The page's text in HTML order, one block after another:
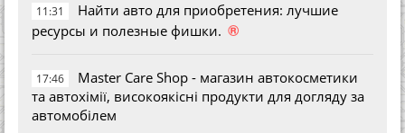
11:31
Найти авто для приобретения: лучшие
ресурсы и полезные фишки. ®
17:46
Master Care Shop - магазин автокосметики
та автохімії, високоякісні продукти для догляду за
автомобілем